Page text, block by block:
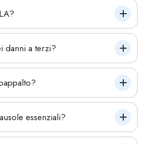
danni a terzi?
essenziali?